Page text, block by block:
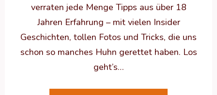
verraten jede Menge Tipps aus über 18
Jahren Erfahrung – mit vielen Insider
Geschichten, tollen Fotos und Tricks, die uns
schon so manches Huhn gerettet haben. Los
geht’s…